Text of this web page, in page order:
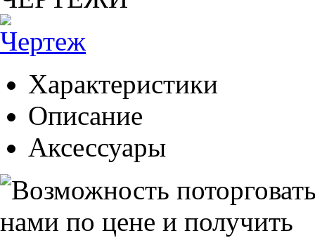
Характеристики
Описание
Аксессуары